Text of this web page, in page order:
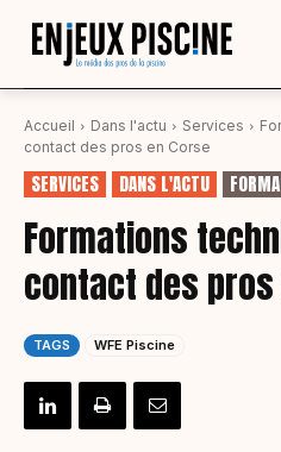
Accueil Dans l'actu Services
contact des pros en Corse
SERVICES DANS L'ACTU
Formations
contact des pros
TAGS WFE Piscine